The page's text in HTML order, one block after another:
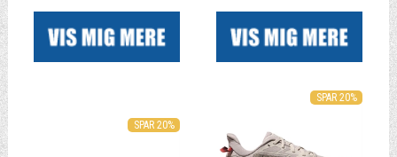
SPAR 20%
SPAR 20%